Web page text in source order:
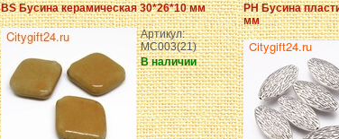
BS Бусина керамическая 30*26*10 мм
Артикул:
MC003(21)
В наличии
PH Бусина
мм